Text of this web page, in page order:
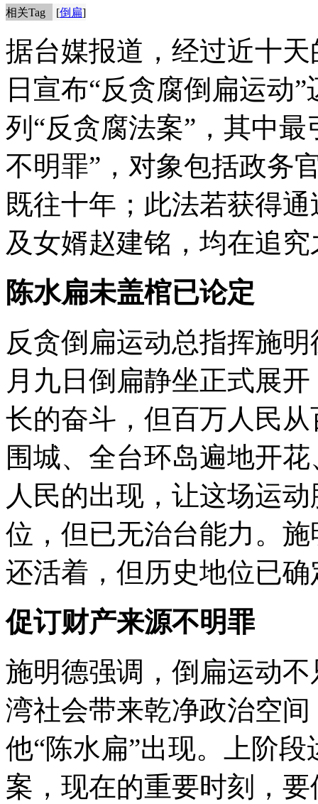
相关Tag [倒扁]
据台媒报道，经过近十
日宣布“反贪腐倒扁运动
列“反贪腐法案”，其中
不明罪”，对象包括政务
既往十年；此法若获得
及女婿赵建铭，均在追
陈水扁未盖棺已论定
反贪倒扁运动总指挥施
月九日倒扁静坐正式展
长的奋斗，但百万人民
围城、全台环岛遍地开
人民的出现，让这场运
位，但已无治台能力。
还活着，但历史地位已确
促订财产来源不明罪
施明德强调，倒扁运动
湾社会带来乾净政治空
他“陈水扁”出现。上阶
案，现在的重要时刻，